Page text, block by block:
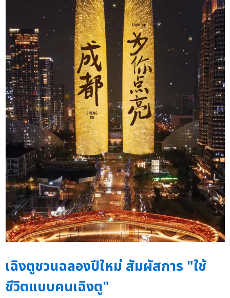
เฉิงตูชวนฉลองปีใหม่ สัมผัสการ "ใช้
ชีวิตแบบคนเฉิงตู"